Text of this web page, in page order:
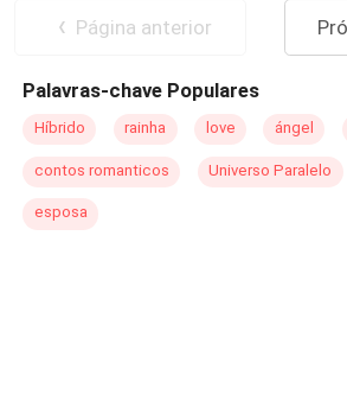
ficando longe de tudo aquilo que o
Amor Proibido Triângulo Amoroso
Página anterior
Palavras-chave Populares
Híbrido rainha love ángel
contos romanticos Universo Paralelo
esposa